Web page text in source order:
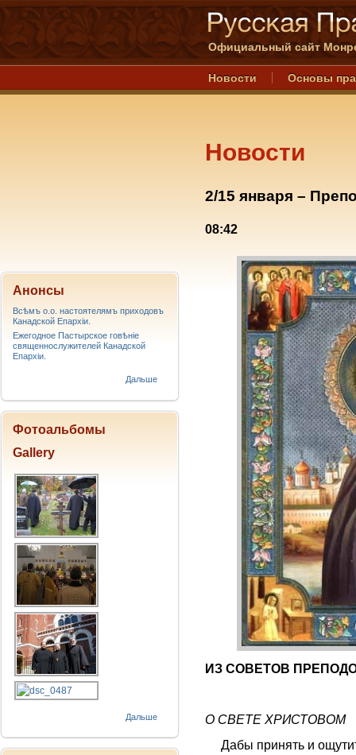
Официальный сайт
Новости Основы
Новости
2/15 января –
08:42
ИЗ СОВЕТОВ
О СВЕТЕ ХРИСТОВОМ
Дабы принять и
Анонсы
Всѣмъ о.о. настоятелямъ приходовъ
Канадской Епархiи.
Ежегодное Пастырское говѣніе
священнослужителей Канадской
Епархіи.
Дальше
Фотоальбомы
Gallery
Дальше